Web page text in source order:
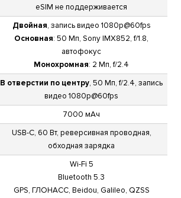
eSIM не поддерживается
Двойная, запись видео 1080p@60fps
Основная: 50 Мп, Sony IMX852, f/1.8,
автофокус
Монохромная: 2 Мп, f/2.4
В отверстии по центру, 50 Мп, f/2.4, запись
видео 1080p@60fps
7000 мАч
USB-C, 60 Вт, реверсивная проводная,
обходная зарядка
Wi-Fi 5
Bluetooth 5.3
GPS, ГЛОНАСС, Beidou, Galileo, QZSS